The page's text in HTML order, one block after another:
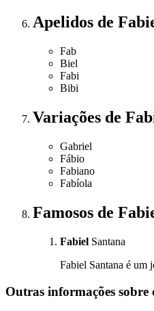
Apelidos de
Fab
Biel
Fabi
Bibi
Variações de
Gabriel
Fábio
Fabiano
Fabíola
Famosos de
Fabiel Santana
Fabiel Santana é um
Outras informações sobre